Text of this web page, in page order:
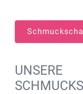
UNSERE